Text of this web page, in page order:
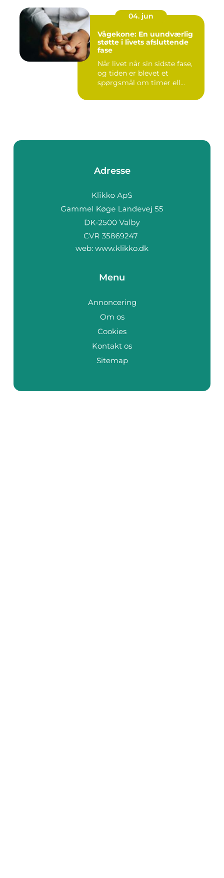
04. jun
Vågekone: En uundværlig
støtte i livets afsluttende
fase
Når livet når sin sidste fase,
og tiden er blevet et
spørgsmål om timer ell...
Adresse
web: www.klikko.dk
Menu
Annoncering
Om os
Cookies
Kontakt os
Sitemap